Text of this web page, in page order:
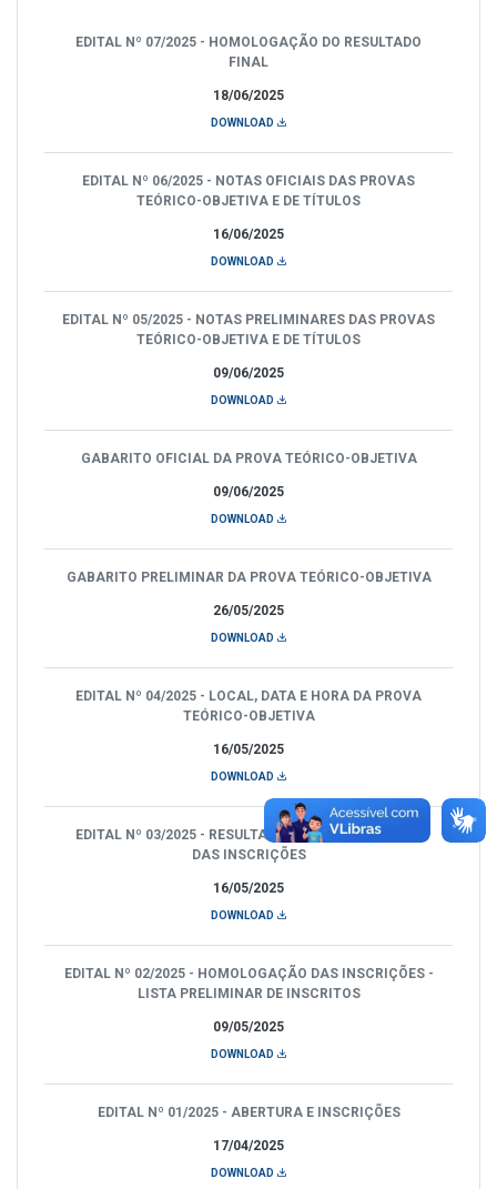
18/06/2025
EDITAL Nº 07/2025 - HOMOLOGAÇÃO DO RESULTADO
FINAL
DOWNLOAD
16/06/2025
EDITAL Nº 06/2025 - NOTAS OFICIAIS DAS PROVAS
TEÓRICO-OBJETIVA E DE TÍTULOS
DOWNLOAD
09/06/2025
EDITAL Nº 05/2025 - NOTAS PRELIMINARES DAS PROVAS
TEÓRICO-OBJETIVA E DE TÍTULOS
DOWNLOAD
09/06/2025
GABARITO OFICIAL DA PROVA TEÓRICO-OBJETIVA
DOWNLOAD
26/05/2025
GABARITO PRELIMINAR DA PROVA TEÓRICO-OBJETIVA
DOWNLOAD
16/05/2025
EDITAL Nº 04/2025 - LOCAL, DATA E HORA DA PROVA
TEÓRICO-OBJETIVA
DOWNLOAD
16/05/2025
EDITAL Nº 03/2025 - RESULTADO DA HOMOLOGAÇÃO
DAS INSCRIÇÕES
DOWNLOAD
09/05/2025
EDITAL Nº 02/2025 - HOMOLOGAÇÃO DAS INSCRIÇÕES -
LISTA PRELIMINAR DE INSCRITOS
DOWNLOAD
17/04/2025
EDITAL Nº 01/2025 - ABERTURA E INSCRIÇÕES
DOWNLOAD